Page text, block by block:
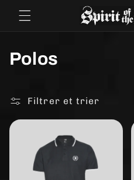
passer
au
C
l
l
Polos
Filtrer et trier